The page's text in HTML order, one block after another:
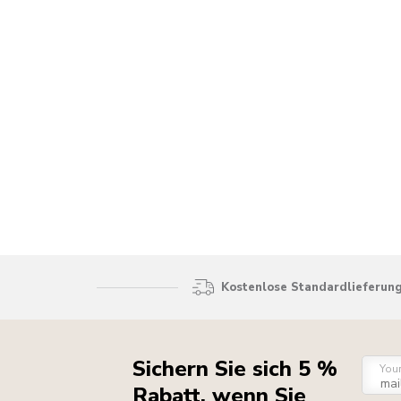
Kostenlose
Sichern Sie sich 5 %